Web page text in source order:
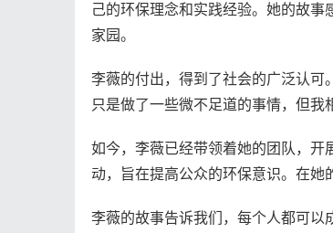
己的环保理念和实践经验。她的故
家园。
李薇的付出，得到了社会的广泛认可
只是做了一些微不足道的事情，但我
如今，李薇已经带领着她的团队，开
动，旨在提高公众的环保意识。在她
李薇的故事告诉我们，每个人都可以